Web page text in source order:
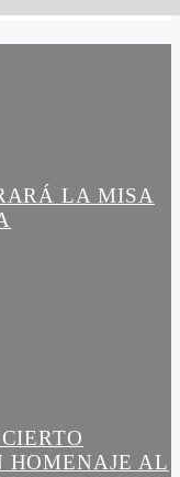
LA MISA
HOMENAJE AL